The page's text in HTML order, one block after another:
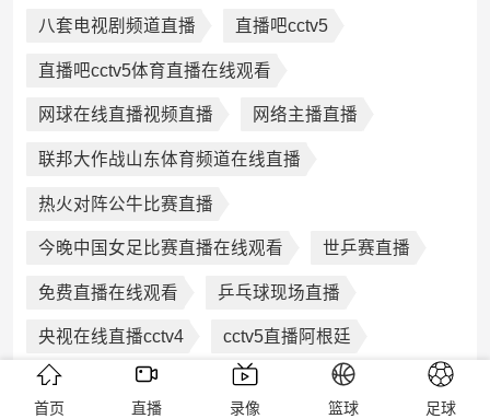
首页 直播 录像 篮球 足球
八套电视剧频道直播 直播吧cctv5
直播吧cctv5体育直播在线观看
网球在线直播视频直播 网络主播直播
联邦大作战山东体育频道在线直播
热火对阵公牛比赛直播
今晚中国女足比赛直播在线观看 世乒赛直播
免费直播在线观看 乒乓球现场直播
央视在线直播cctv4 cctv5直播阿根廷
电视直播tv 中国女篮今晚决赛直播cctv5